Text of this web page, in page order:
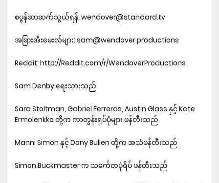
စပွန်ဆာဆက်သွယ်ရန်: wendover@standard.tv
အခြားအီးမေးလ်များ: sam@wendover.productions
Reddit: http://Reddit.com/r/WendoverProductions
Sam Denby ရေးသားသည်
Sara Stoltman, Gabriel Ferreras, Austin Glass နှင့် Kate
Ermolenkko တို့က ကာတွန်းရုပ်ပုံများ ဖန်တီးသည်
Manni Simon နှင့် Dony Bullen တို့က အသံဖန်တီးသည်
Simon Buckmaster က သင်္ကေတပုံရိပ် ဖန်တီးသည်